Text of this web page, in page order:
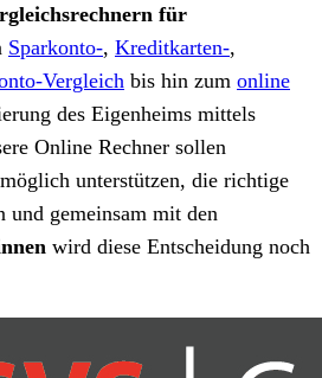
für
Sparkonto-, Kreditkarten-,
Vergleich bis hin zum online
des Eigenheims mittels
Online Rechner sollen
unterstützen, die richtige
und gemeinsam mit den
wird diese Entscheidung noch